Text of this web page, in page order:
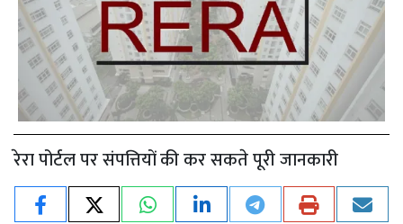
रेरा पोर्टल पर संपत्तियों की कर सकते पूरी जानकारी